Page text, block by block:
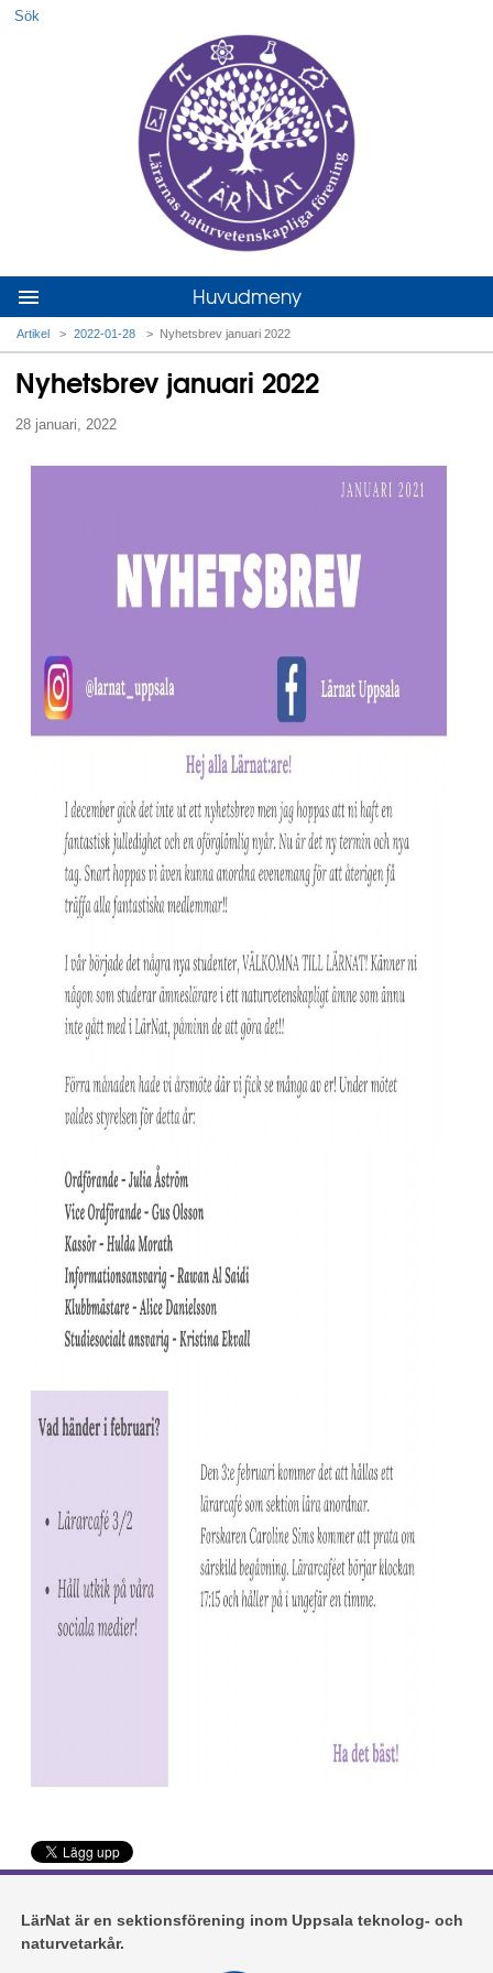
Sök
Huvudmeny
Du är här
Artikel > 2022-01-28 > Nyhetsbrev januari 2022
Nyhetsbrev januari 2022
28 januari, 2022
LärNat är en sektionsförening inom Uppsala teknolog- och
naturvetarkår.